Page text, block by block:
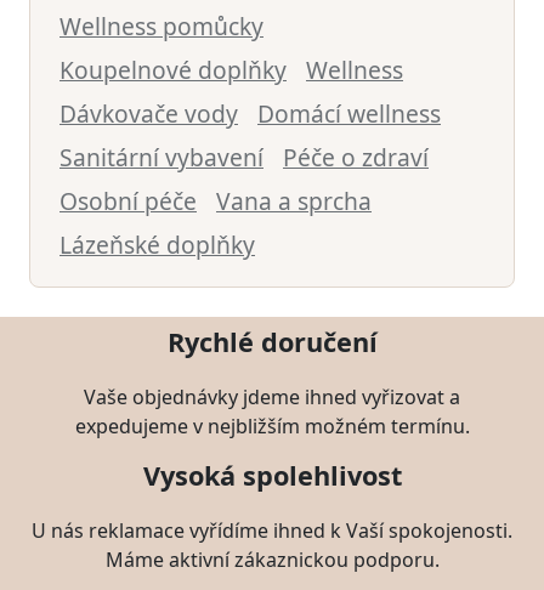
Wellness pomůcky
Koupelnové doplňky Wellness
Dávkovače vody
Domácí wellness
Sanitární vybavení
Péče o zdraví
Osobní péče
Vana a sprcha
Lázeňské doplňky
Rychlé doručení
Vaše objednávky jdeme ihned vyřizovat a
expedujeme v nejbližším možném termínu.
Vysoká spolehlivost
U nás reklamace vyřídíme ihned k Vaší spokojenosti.
Máme aktivní zákaznickou podporu.